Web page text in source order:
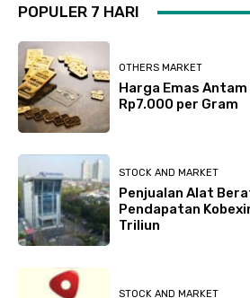
POPULER 7 HARI
OTHERS MARKET
Harga Emas Antam
Rp7.000 per Gram
STOCK AND MARKET
Penjualan Alat
Pendapatan
Triliun
STOCK AND MARKET